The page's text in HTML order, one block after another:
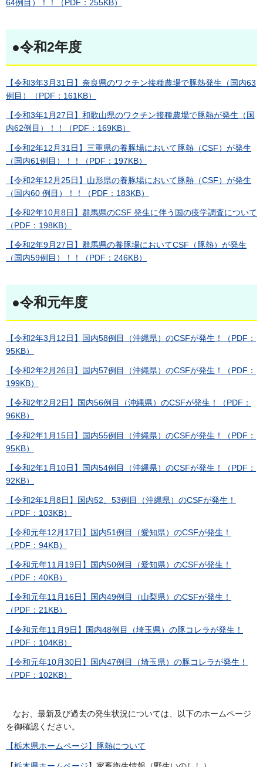
64例目）！！（PDF：255KB）
●令和2年度
【令和3年3月31日】奈良県のワクチン接種農場で豚熱発生（国内63
例目）（PDF：161KB）
【令和3年1月27日】和歌山県のワクチン接種農場で豚熱が発生（国
内62例目）！！（PDF：169KB）
【令和2年12月31日】三重県の養豚場において豚熱（CSF）が発生
（国内61例目）！！（PDF：197KB）
【令和2年12月25日】山形県の養豚場において豚熱（CSF）が発生
（国内60 例目）！！（PDF：183KB）
【令和2年10月8日】群馬県のCSF 発生に伴う国の疫学調査について
（PDF：198KB）
【令和2年9月27日】群馬県の養豚場においてCSF（豚熱）が発生
（国内59例目）！！（PDF：246KB）
●令和元年度
【令和2年3月12日】国内58例目（沖縄県）のCSFが発生！（PDF：
95KB）
【令和2年2月26日】国内57例目（沖縄県）のCSFが発生！（PDF：
199KB）
【令和2年2月2日】国内56例目（沖縄県）のCSFが発生！（PDF：
96KB）
【令和2年1月15日】国内55例目（沖縄県）のCSFが発生！（PDF：
95KB）
【令和2年1月10日】国内54例目（沖縄県）のCSFが発生！（PDF：
92KB）
【令和2年1月8日】国内52、53例目（沖縄県）のCSFが発生！
（PDF：103KB）
【令和元年12月17日】国内51例目（愛知県）のCSFが発生！
（PDF：94KB）
【令和元年11月19日】国内50例目（愛知県）のCSFが発生！
（PDF：40KB）
【令和元年11月16日】国内49例目（山梨県）のCSFが発生！
（PDF：21KB）
【令和元年11月9日】国内48例目（埼玉県）の豚コレラが発生！
（PDF：104KB）
【令和元年10月30日】国内47例目（埼玉県）の豚コレラが発生！
（PDF：102KB）
なお、最新及び過去の発生状況については、以下のホームページ
を御確認ください。
【栃木県ホームページ】豚熱について